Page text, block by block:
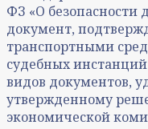
ФЗ «О безопасности
документ,
транспортными
судебных
видов документов,
утвержденному
экономической